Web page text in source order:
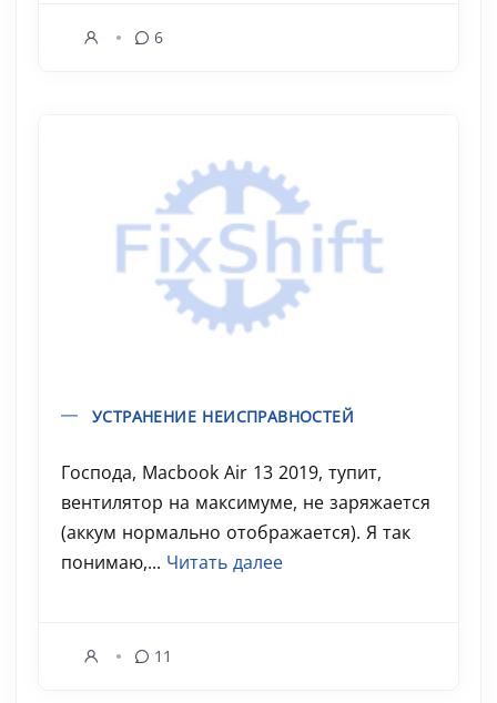
6
УСТРАНЕНИЕ НЕИСПРАВНОСТЕЙ
Господа, Macbook Air 13 2019, тупит,
вентилятор на максимуме, не заряжается
(аккум нормально отображается). Я так
понимаю,... Читать далее
11